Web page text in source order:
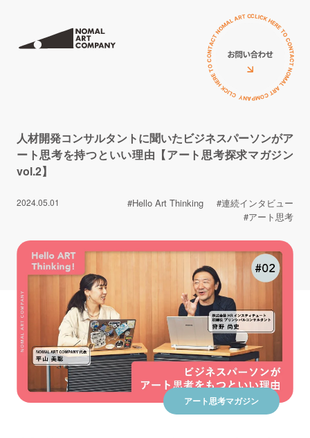
壁画広告
コラム
PRニュース
イベント
導入費用について
お問い合わせ
人材開発コンサルタントに聞いたビジネスパーソンがア
ート思考を持つといい理由【アート思考探求マガジン
vol.2】
2024.05.01 #Hello Art Thinking
#連続インタビュー
#アート思考
アート思考マガジン